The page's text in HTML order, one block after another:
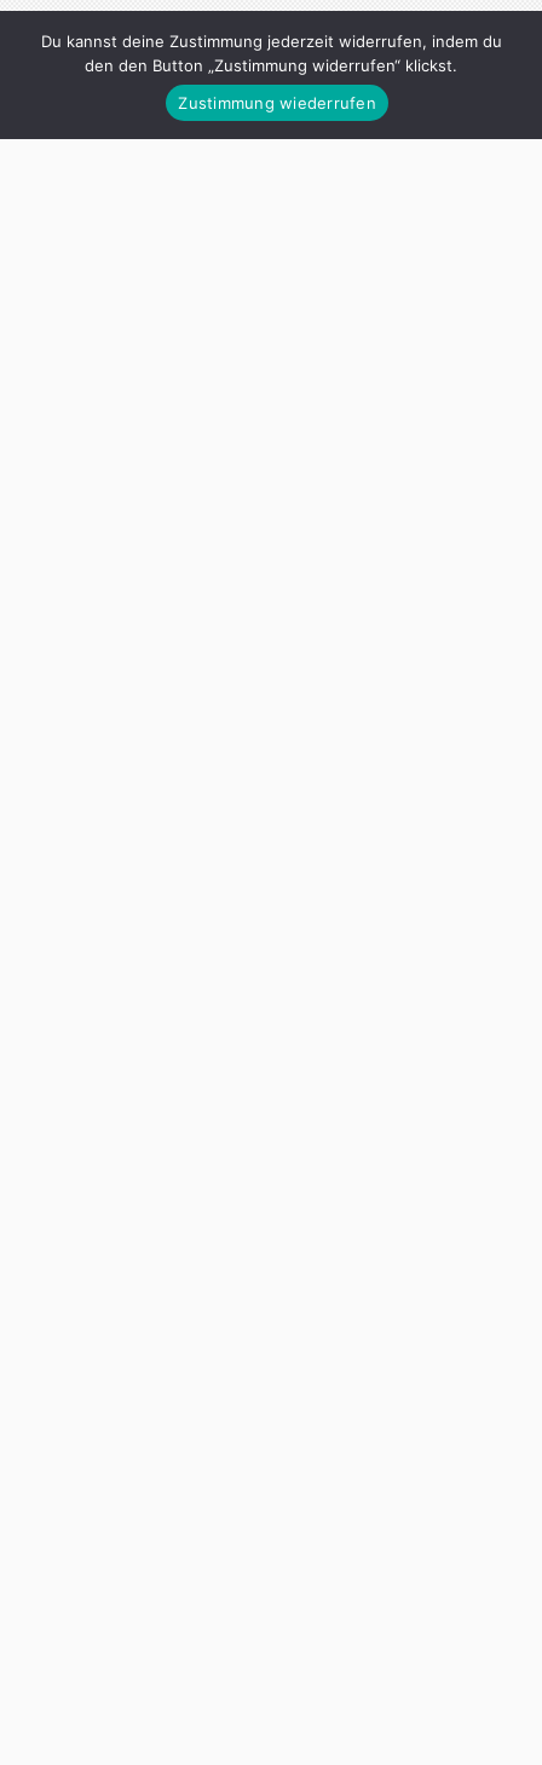
Kinderbuchautorin Gudrun Pausewang warnt vor den
Gefahren der Atomkraft Ihr Antiatomkraft-Buch „Die
Wolke“ (1987) verkaufte sich millionenfach und wurde in
13 Sprachen übersetzt. In Deutschland muss es fast
Du kannst deine Zustimmung jederzeit widerrufen, indem du
den den Button „Zustimmung widerrufen“ klickst.
Zustimmung wiederrufen